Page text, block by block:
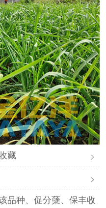
藏
品种、促分蘖、保丰收